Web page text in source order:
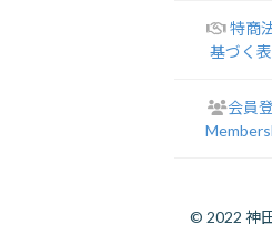
特商
基づく
会員
© 2022 神